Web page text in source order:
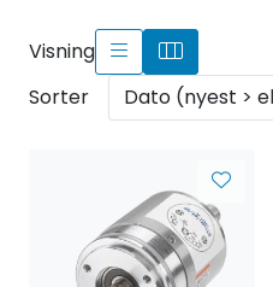
Visning
Sorter